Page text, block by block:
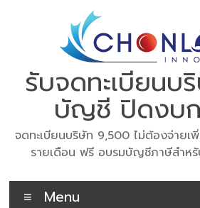
รับจดทะเบียนบ
บัญชี ปิดงบก
จดทะเบียนบริษัท 9,500 ไม่ต้องจ่ายเ
รายเดือน ฟรี อบรมบัญชีภาษีสำหรั
Menu